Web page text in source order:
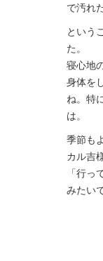
で汚れ
という
た。
寝心地
身体を
ね。特
は。
季節も
カル吉
「行
みたい